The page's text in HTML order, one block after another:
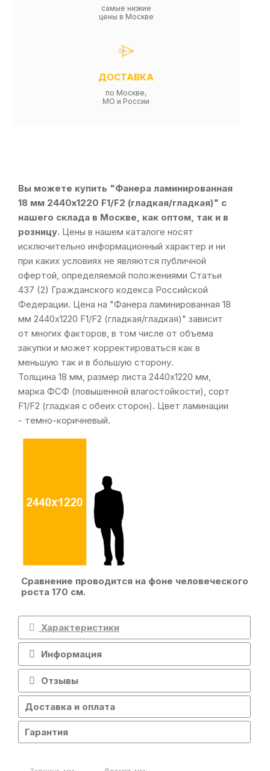
самые низкие
цены в Москве
ДОСТАВКА
по Москве,
МО и России
Вы можете купить "Фанера ламинированная
18 мм 2440х1220 F1/F2 (гладкая/гладкая)" с
нашего склада в Москве, как оптом, так и в
розницу. Цены в нашем каталоге носят
исключительно информационный характер и ни
при каких условиях не являются публичной
офертой, определяемой положениями Статьи
437 (2) Гражданского кодекса Российской
Федерации. Цена на "Фанера ламинированная 18
мм 2440х1220 F1/F2 (гладкая/гладкая)" зависит
от многих факторов, в том числе от объема
закупки и может корректироваться как в
меньшую так и в большую сторону.
Толщина 18 мм, размер листа 2440х1220 мм,
марка ФСФ (повышенной влагостойкости), сорт
F1/F2 (гладкая с обеих сторон). Цвет ламинации
- темно-коричневый.
Сравнение проводится на фоне человеческого
роста 170 см.
Характеристики
Информация
Отзывы
Доставка и оплата
Гарантия